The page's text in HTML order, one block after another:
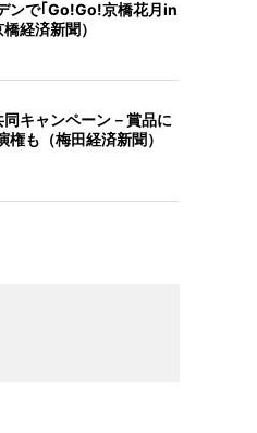
ンで｢Go!Go!京橋花月in
経済新聞）
キャンペーン－賞品に
権も（梅田経済新聞）